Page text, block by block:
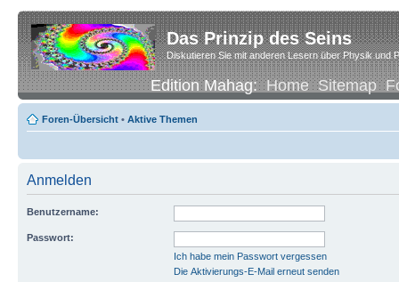
Das Prinzip des Seins
Diskutieren Sie mit anderen Lesern über Physik und
Edition Mahag:Home Sitemap
Foren-Übersicht • Aktive Themen
Anmelden
Benutzername:
Passwort:
Ich habe mein Passwort vergessen
Die Aktivierungs-E-Mail erneut senden